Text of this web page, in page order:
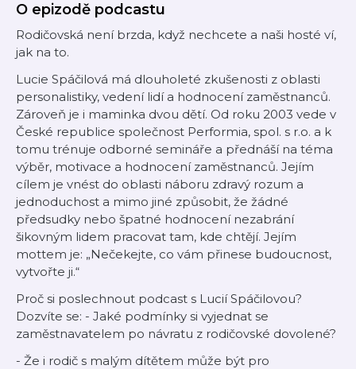
O epizodě podcastu
Rodičovská není brzda, když nechcete a naši hosté ví,
jak na to.
Lucie Spáčilová má dlouholeté zkušenosti z oblasti
personalistiky, vedení lidí a hodnocení zaměstnanců.
Zároveň je i maminka dvou dětí. Od roku 2003 vede v
České republice společnost Performia, spol. s r.o. a k
tomu trénuje odborné semináře a přednáší na téma
výběr, motivace a hodnocení zaměstnanců. Jejím
cílem je vnést do oblasti náboru zdravý rozum a
jednoduchost a mimo jiné způsobit, že žádné
předsudky nebo špatné hodnocení nezabrání
šikovným lidem pracovat tam, kde chtějí. Jejím
mottem je: „Nečekejte, co vám přinese budoucnost,
vytvořte ji.“
Proč si poslechnout podcast s Lucií Spáčilovou?
Dozvíte se: - Jaké podmínky si vyjednat se
zaměstnavatelem po návratu z rodičovské dovolené?
- Že i rodič s malým dítětem může být pro